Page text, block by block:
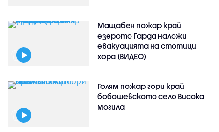
Мащабен пожар край
езерото Гарда наложи
евакуацията на стотици
хора (ВИДЕО)
Голям пожар гори край
бобошевското село Висока
могила